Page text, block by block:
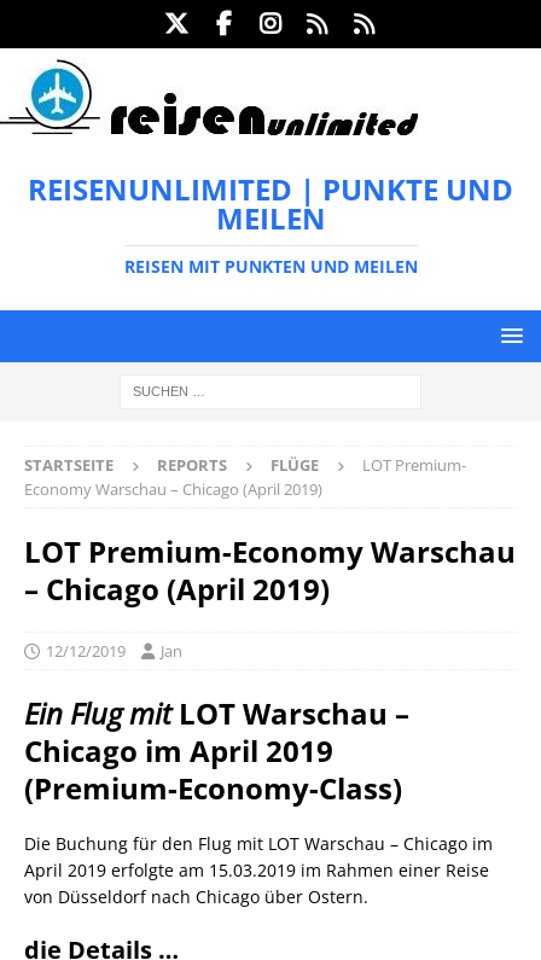
REISENUNLIMITED | PUNKTE UND
MEILEN
REISEN MIT PUNKTEN UND MEILEN
STARTSEITE REPORTS FLÜGE
LOT Premium-
Economy Warschau – Chicago (April 2019)
LOT Premium-Economy Warschau
– Chicago (April 2019)
12/12/2019 Jan
Ein Flug mitLOT Warschau –
Chicago im April 2019
(Premium-Economy-Class)
Die Buchung für den Flug mit LOT Warschau – Chicago im
April 2019 erfolgte am 15.03.2019 im Rahmen einer Reise
von Düsseldorf nach Chicago über Ostern.
die Details …